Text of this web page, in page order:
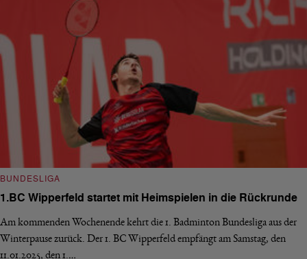
BUNDESLIGA
1.BC Wipperfeld startet mit Heimspielen in die Rückrunde
Am kommenden Wochenende kehrt die 1. Badminton Bundesliga aus der
Winterpause zurück. Der 1. BC Wipperfeld empfängt am Samstag, den
11.01.2025, den 1.…